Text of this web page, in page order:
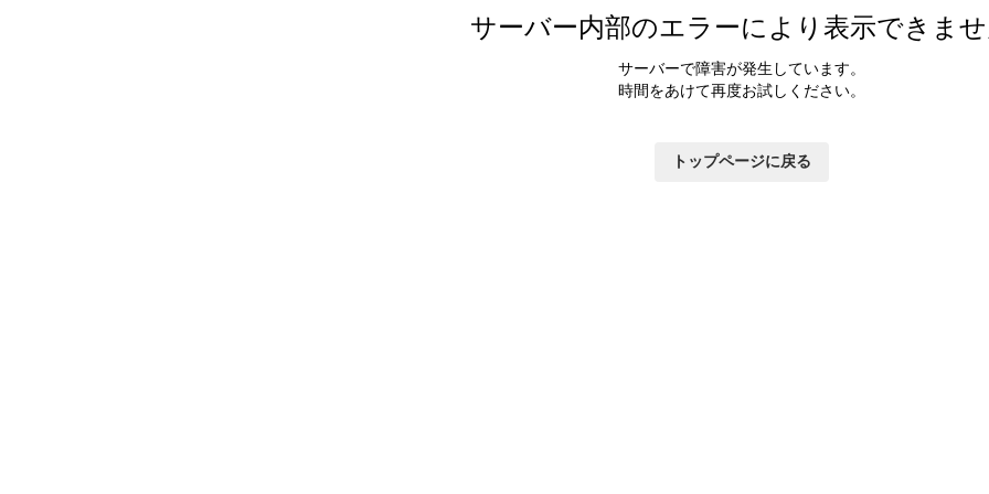
サーバー内部のエラーにより表示できま
サーバーで障害が発生しています。
時間をあけて再度お試しください。
トップページに戻る